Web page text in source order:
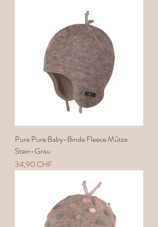
Pure Pure Baby-Binde Fleece Mütze
Stein-Grau
Preis
34,90 CHF